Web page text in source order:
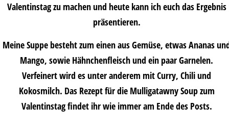
Valentinstag zu machen und heute kann ich euch das Ergebnis
präsentieren.
Meine Suppe besteht zum einen aus Gemüse, etwas Ananas
Mango, sowie Hähnchenfleisch und ein paar Garnelen.
Verfeinert wird es unter anderem mit Curry, Chili und
Kokosmilch. Das Rezept für die Mulligatawny Soup zum
Valentinstag findet ihr wie immer am Ende des Posts.